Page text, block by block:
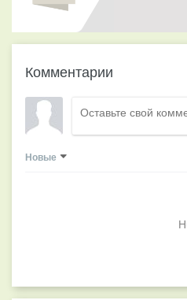
Комментарии
Новые